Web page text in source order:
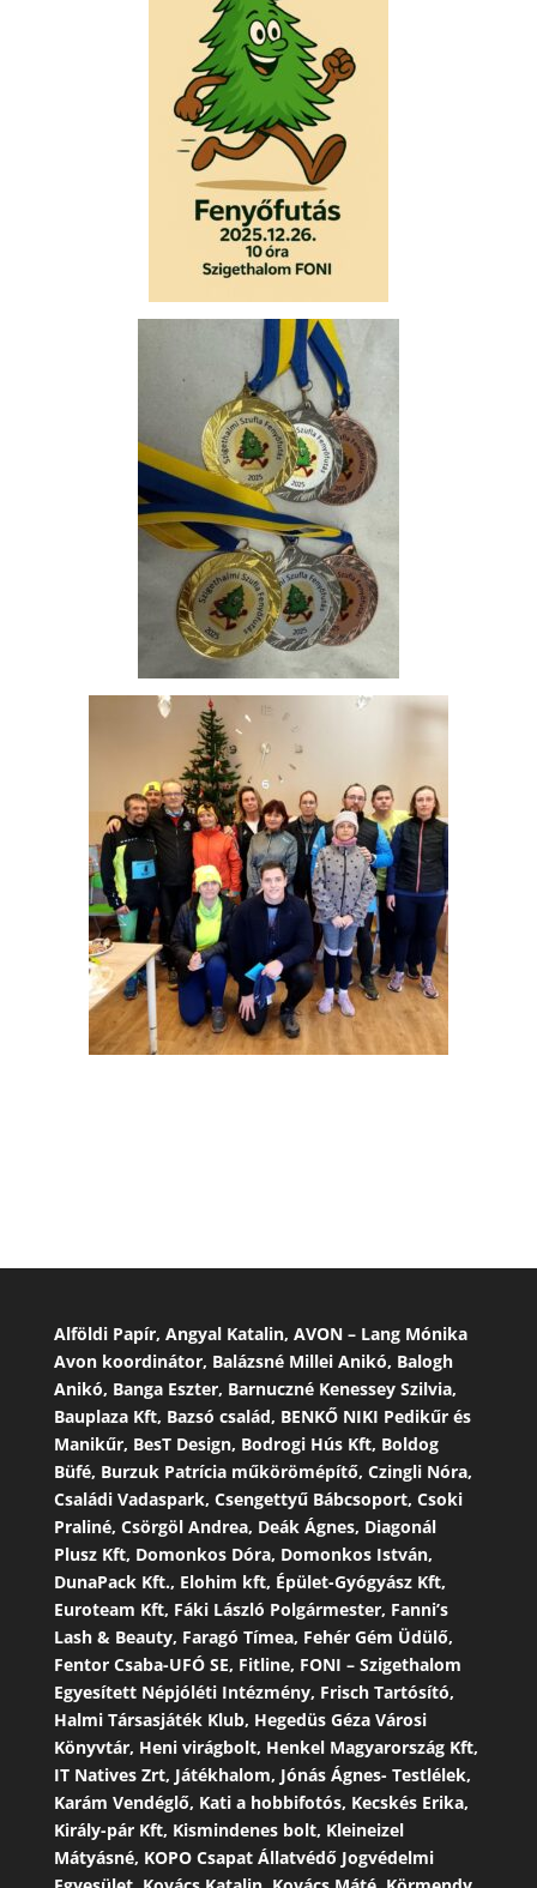
Alföldi Papír, Angyal Katalin, AVON – Lang Mónika
Avon koordinátor, Balázsné Millei Anikó, Balogh
Anikó, Banga Eszter, Barnuczné Kenessey Szilvia,
Bauplaza Kft, Bazsó család, BENKŐ NIKI Pedikűr és
Manikűr, BesT Design, Bodrogi Hús Kft, Boldog
Büfé, Burzuk Patrícia műkörömépítő, Czingli Nóra,
Családi Vadaspark, Csengettyű Bábcsoport, Csoki
Praliné, Csörgöl Andrea, Deák Ágnes, Diagonál
Plusz Kft, Domonkos Dóra, Domonkos István,
DunaPack Kft., Elohim kft, Épület-Gyógyász Kft,
Euroteam Kft, Fáki László Polgármester, Fanni’s
Lash & Beauty, Faragó Tímea, Fehér Gém Üdülő,
Fentor Csaba-UFÓ SE, Fitline, FONI – Szigethalom
Egyesített Népjóléti Intézmény, Frisch Tartósító,
Halmi Társasjáték Klub, Hegedüs Géza Városi
Könyvtár, Heni virágbolt, Henkel Magyarország Kft,
IT Natives Zrt, Játékhalom, Jónás Ágnes- Testlélek,
Karám Vendéglő, Kati a hobbifotós, Kecskés Erika,
Király-pár Kft, Kismindenes bolt, Kleineizel
Mátyásné, KOPO Csapat Állatvédő Jogvédelmi